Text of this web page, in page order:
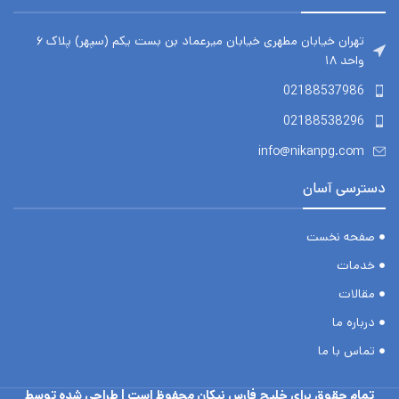
تهران خیابان مطهری خیابان میرعماد بن بست یکم (سپهر) پلاک ۶
واحد ۱۸
02188537986
02188538296
info@nikanpg.com
دسترسی آسان
صفحه نخست
خدمات
مقالات
درباره ما
تماس با ما